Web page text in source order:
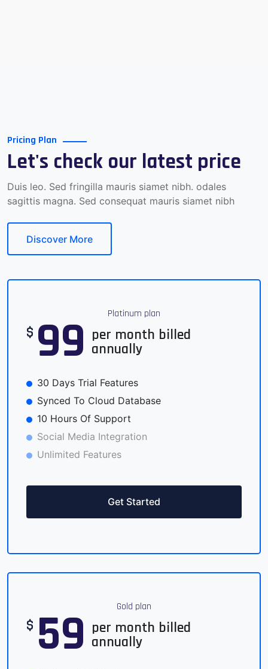
Pricing Plan
Let's check our latest price
Duis leo. Sed fringilla mauris siamet nibh. odales
sagittis magna. Sed consequat mauris siamet nibh
Discover More
Platinum plan
$ 99 per month billed
annually
30 Days Trial Features
Synced To Cloud Database
10 Hours Of Support
Social Media Integration
Unlimited Features
Get Started
Gold plan
$ 59 per month billed
annually